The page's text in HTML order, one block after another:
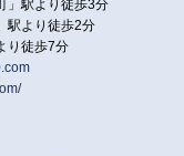
」駅より徒歩3分
駅より徒歩2分
り徒歩7分